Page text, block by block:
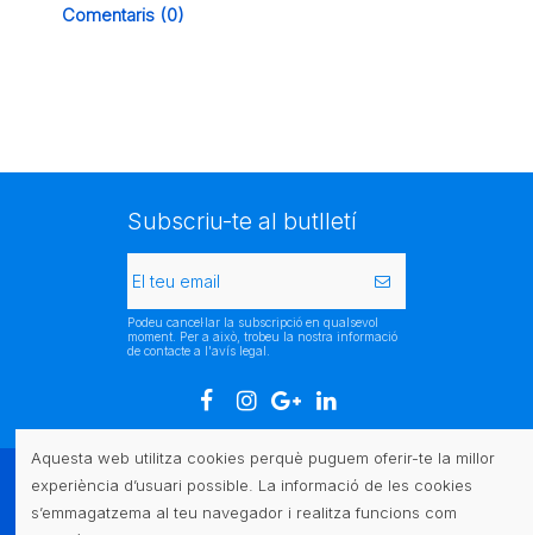
Comentaris (0)
Subscriu-te al butlletí
Podeu cancel·lar la subscripció en qualsevol
moment. Per a això, trobeu la nostra informació
de contacte a l'avís legal.
Atenció al client
Aquesta web utilitza cookies perquè puguem oferir-te la millor
experiència d’usuari possible. La informació de les cookies
s’emmagatzema al teu navegador i realitza funcions com